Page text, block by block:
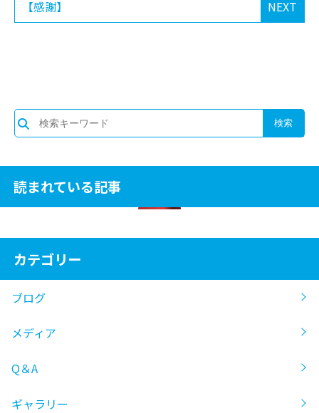
NEXT
【感謝】
読まれている記事
カテゴリー
ブログ
メディア
Q＆A
ギャラリー